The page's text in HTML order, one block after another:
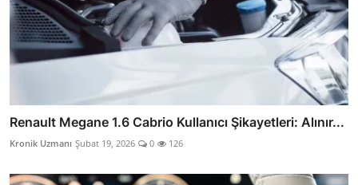
Renault Megane 1.6 Cabrio Kullanıcı Şikayetleri: Alınır...
Kronik Uzmanı Şubat 19, 2026 0 126